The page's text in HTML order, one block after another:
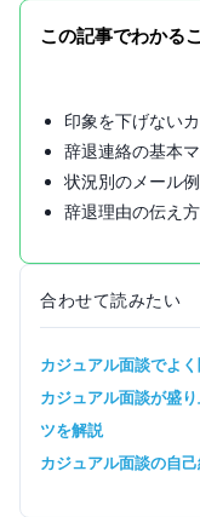
この記事でわかる
印象を下げない
辞退連絡の基本
状況別のメール
辞退理由の伝え
合わせて読みたい
カジュアル面談でよ
カジュアル面談が盛
ツを解説
カジュアル面談の自